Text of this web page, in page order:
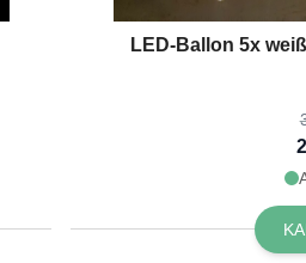
LED-Ballon 5x
The price depends on the